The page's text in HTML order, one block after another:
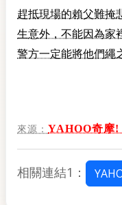
趕抵現場的賴父難掩
生意外，不能因為家
警方一定能將他們繩
來源： YAHOO奇摩!
相關連結1：